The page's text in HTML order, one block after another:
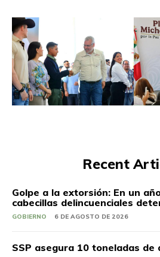
Recent
Golpe a la extorsión: En un
cabecillas delincuenciales
GOBIERNO 6 DE AGOSTO DE 2026
SSP asegura 10 toneladas de